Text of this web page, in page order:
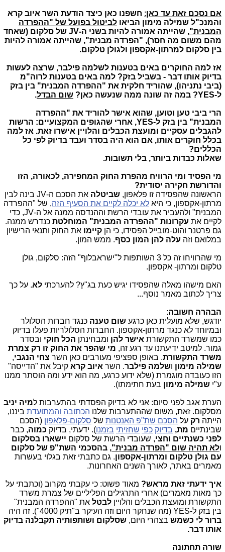
אם נסכם זאת עד כאן: חשפנו כאן כיצד הודעת השר איוב קרא
והמנכ"ל שמילה מימון הביאו לביטול בפועל של "ההפרדה
המבנית"
, שהייתה אמורה להיות בשני ה-JV של סלקום (שאחד
מהם משום מה חסר), "הפרדה מבנית", שהייתה אמורה להיות
בין סלקום למרתון-אקספון ולגולן טלקום.
אז למה החוקרים באים בטענות לשלמה פילבר, שרצה לעשות
בדיוק אותו דבר - בשביל בזק? למה באים בטענות לרוה"מ
(ביבי נתניהו), שהוריד חלקית את "ההפרדה המבנית" בין בזק
ל-YES? במה זה שונה ממה שנעשה כאן?
שום הבדל.
הרי ביבי טען וטוען, שהוא אישר להוריד את "ההפרדה
המבנית" בין בזק ל-YES, אחרי שהגופים המקצועיים: הרשות
להגבלים עסקיים ומועצת הכבלים והלויין אישרו זאת. אז למה
בכלל חוקרים אותו, אם הוא היה בסדר ועבד בדיוק לפי כל
הכללים?
שאלות כבדות ביותר, בלי תשובות.
מי הפסיד ומי הרוויח מהפרת החוק המחפירה, לכאורה, הזו
והדורשת חקירה יסודית?
הראשונה שהפסידה זו פלאפון, שביטלה
את הסכם ה-JV בינה לבין
מרתון-אקספון, כי היא לא יכלה לקיים את הסעיף הזה, של "ההפרדה
המבנית" ולהעביר את עובדי הרשת וההנדסה ממנה אל ה-JV, כדי
לקיים את עקרונות "ההפרדה המבנית" המוחלטת כנדרש ממנה.
גם פרטנר והוט-מובייל הפסידו, כי הן קיימו את החוק ותנאי הרישיון
במלואם וזה עלה להן המון כסף. ממש המון.
מי שהרוויחו זה כל 3 השותפות ל"ישראבלוף" הזה: סלקום, גולן
טלקום ומרתון- אקספון.
האם מישהו מאלה שהפסידו יגיש כעת בג"ץ? להערכתי לא. על כך
צריך לכתוב מאמר נוסף...
הבהרה חשובה:
יודגש, שלא מועלית כאן כרגע שום טענה כנגד חברות הסלולר
ובמיוחד לא כנגד מרתון-אקספון. החברות הסלולריות פעלו בדיוק
כמו שמשרד התקשורת אישר להן ומבחינתן הכל חוקי ובסדר
גמור. למיטב ידיעתנו עד רגע זה, מי שהפר את החוק זו רק צמרת
משרד התקשורת. באופן ספציפי מעורבים כאן השר צחי הנגבי,
שמילה מימון ושלמה פילבר. השר איוב קרא קיבל את "הדייסה"
הזו כעובדה מוגמרת (שלא ידוע כרגע, מה הוא ידע ומה הוסתר ממנו
ע"י שמילה מימון בעת חתימתו).
הערת אגב לפני סיום: אני לא בדיוק הפסדתי בהתערבות למיה יניב
מסלקום. זאת, משום שההתערבות שלנו הכתובה והמתועדת ביננו,
הייתה רק על הסכם שת"פ האנטנות של סלקום-פלאפון (הסכם
שבינתיים מת, בדיוק כפי שחזיתי בזמנו). ידעתי, בדיוק כמוה, כבר
לפני כשנתיים וחצי, שעובדי הרשת של סלקום יישארו בסלקום
ולא תהיה שום "הפרדה מבנית", בהסכמי השת"פ של סלקום
עם גולן טלקום ומרתון-אקספון. גם כתבתי זאת בגלוי בעשרות
מאמרים באתר, לאורך השנים האחרונות.
איך ידעתי זאת מראש? מאוד פשוט: כי עקבתי מקרוב (וכתבתי על
כך מאות מאמרים) אחרי התרגילים הפליליים של צמרת משרד
התקשורת ומועצת הכבלים והלויין לבטל את "ההפרדה המבנית"
בין בזק ל-YES (מה שנחקר היום וזה העיקר ב"תיק 4000"). זה היה
ברור לי כשמש בצהרי היום, שסלקום ושותפותיה תקבלנה בדיוק
אותו דבר.
שורה תחתונה